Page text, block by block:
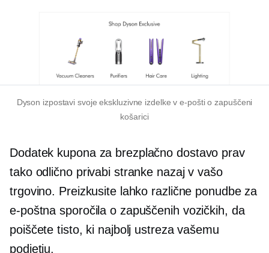
Dyson izpostavi svoje ekskluzivne izdelke v e-pošti o zapuščeni
košarici
Dodatek kupona za brezplačno dostavo prav
tako odlično privabi stranke nazaj v vašo
trgovino. Preizkusite lahko različne ponudbe za
e-poštna sporočila o zapuščenih vozičkih, da
poiščete tisto, ki najbolj ustreza vašemu
podjetju.